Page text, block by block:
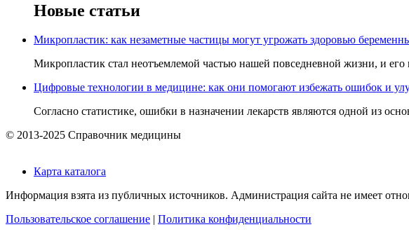
Новые статьи
Микропластик: как незаметные частицы могут угрожать здоровью
Микропластик стал неотъемлемой частью нашей повседневной жизни, и его
Цифровые технологии в медицине: как они помогают избежать ошибок и
Согласно статистике, ошибки в назначении лекарств являются одной из
© 2013-2025 Справочник медицины
Карта каталога
Информация взята из публичных источников. Администрация сайта не имеет
Пользовательское соглашение
Политика конфиденциальности